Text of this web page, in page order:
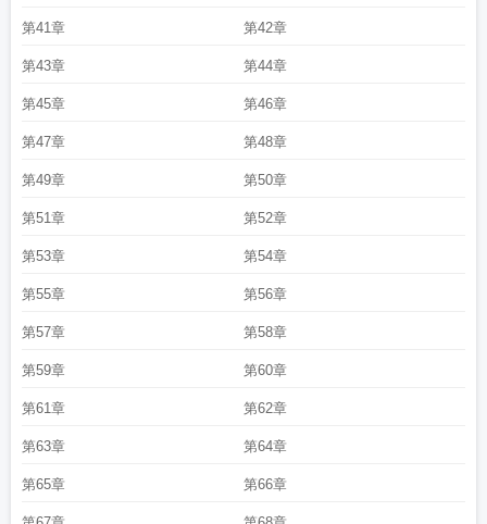
第41章 第42章
第43章 第44章
第45章 第46章
第47章 第48章
第49章 第50章
第51章 第52章
第53章 第54章
第55章 第56章
第57章 第58章
第59章 第60章
第61章 第62章
第63章 第64章
第65章 第66章